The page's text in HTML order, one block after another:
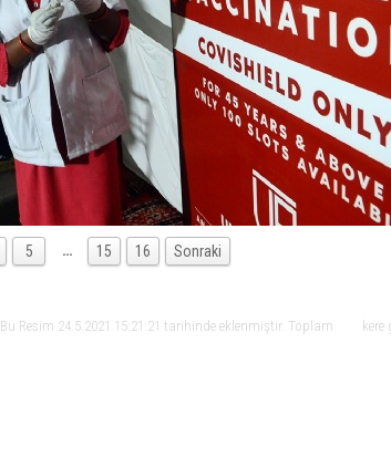
5 … 15 16 Sonraki
Bu Resim 24.5.2021 15:21:21 tarihinde eklenmiştir. Toplam